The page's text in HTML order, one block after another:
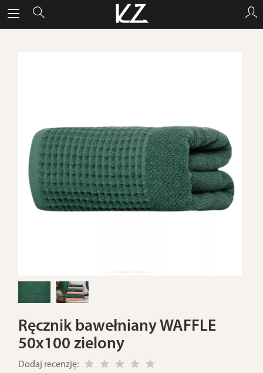
Ręcznik bawełniany WAFFLE
50x100 zielony
Dodaj recenzję: